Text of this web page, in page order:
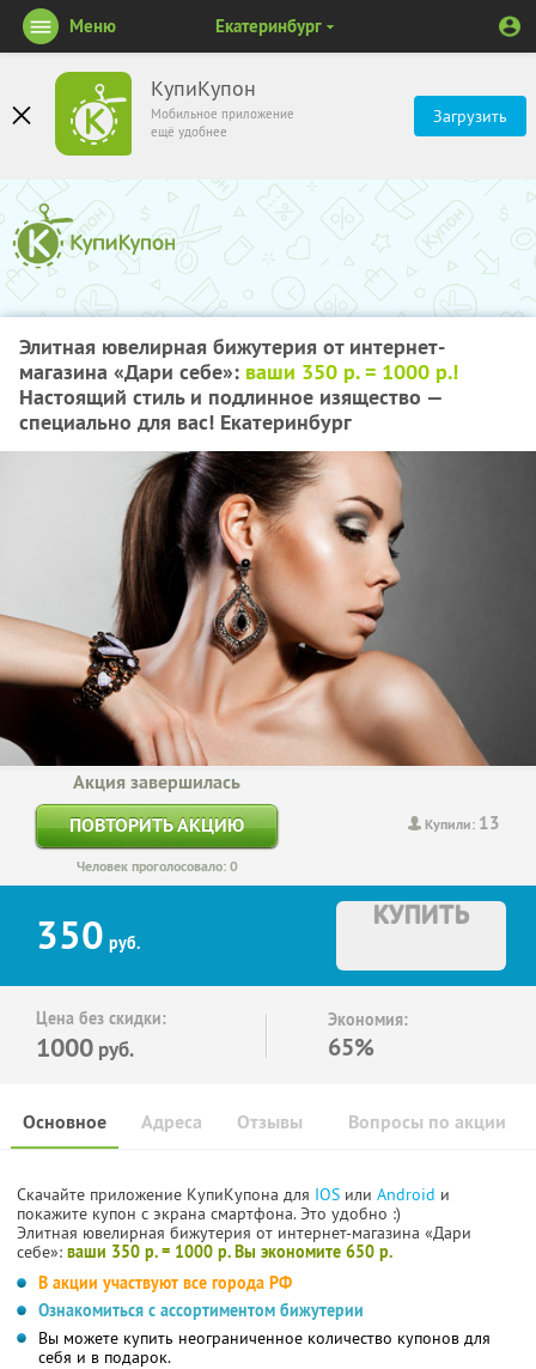
КупиКупон
Мобильное приложение
ещё удобнее
Загрузить
Меню Екатеринбург
Элитная ювелирная бижутерия от интернет-
магазина «Дари себе»: ваши 350 р. = 1000 р.!
Настоящий стиль и подлинное изящество —
специально для вас! Екатеринбург
Купили: 13
Акция завершилась
ПОВТОРИТЬ АКЦИЮ
Человек проголосовало: 0
350 руб.
КУПИТЬ
Цена без скидки:
1000 руб.
Экономия:
65%
Основное Отзывы Вопросы по акции
Адреса
Скачайте приложение КупиКупона для IOS или Android и
покажите купон с экрана смартфона. Это удобно :)
Элитная ювелирная бижутерия от интернет-магазина «Дари
себе»: ваши 350 р. = 1000 р. Вы экономите 650 р.
В акции участвуют все города РФ
Ознакомиться с ассортиментом бижутерии
Вы можете купить неограниченное количество купонов для
себя и в подарок.